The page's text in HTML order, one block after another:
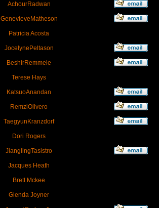
AchourRadwan
GenevieveMatheson
Patricia Acosta
JocelynePeltason
BeshirRemmele
Terese Hays
KatsuoAnandan
RemziOlivero
TaegyunKranzdorf
Dori Rogers
JianglingTasistro
Jacques Heath
Brett Mckee
Glenda Joyner